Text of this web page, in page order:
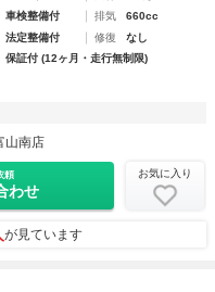
車検整備付 排気
660cc
法定整備付 修復
なし
保証付 (12ヶ月・走行無制限)
山南店
頼
わせ
お気に入り
が見ています